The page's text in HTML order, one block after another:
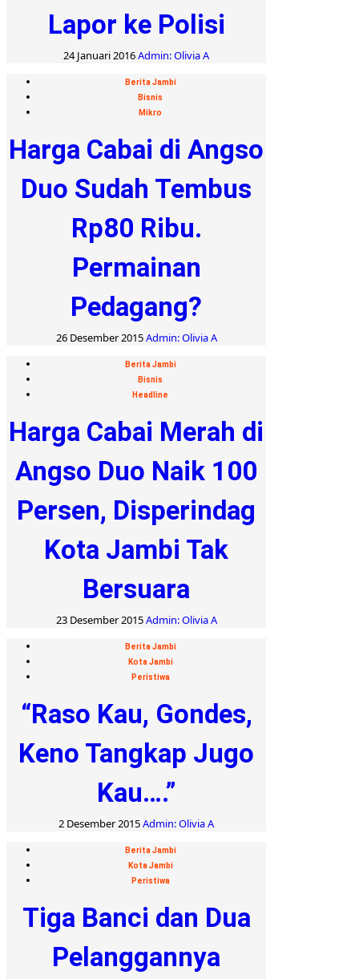
Lapor ke Polisi
24 Januari 2016Admin: Olivia A
Berita Jambi
Bisnis
Mikro
Harga Cabai di Angso
Duo Sudah Tembus
Rp80 Ribu.
Permainan
Pedagang?
26 Desember 2015Admin: Olivia A
Berita Jambi
Bisnis
Headline
Harga Cabai Merah di
Angso Duo Naik 100
Persen, Disperindag
Kota Jambi Tak
Bersuara
23 Desember 2015Admin: Olivia A
Berita Jambi
Kota Jambi
Peristiwa
“Raso Kau, Gondes,
Keno Tangkap Jugo
Kau….”
2 Desember 2015Admin: Olivia A
Berita Jambi
Kota Jambi
Peristiwa
Tiga Banci dan Dua
Pelanggannya